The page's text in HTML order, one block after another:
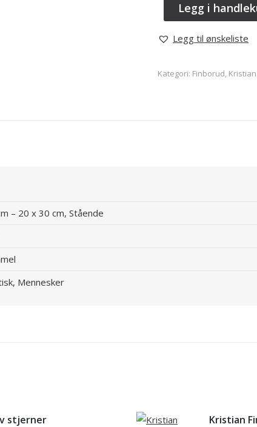
Legg i
Legg til ønskeliste
Kategori: Finborud, Kristian
– 20 x 30 cm, Stående
Mennesker
stjerner Kristian